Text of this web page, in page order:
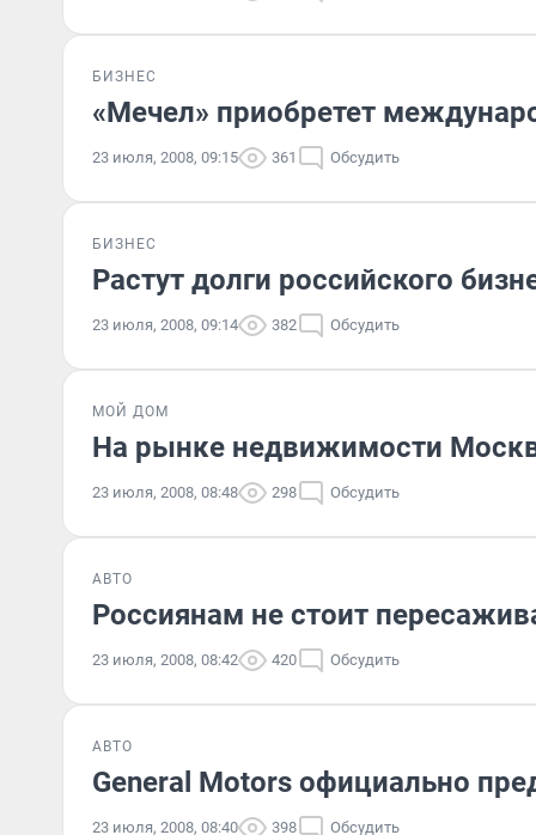
БИЗНЕС
«Мечел» приобретет
23 июля, 2008, 09:15 361 Обсудить
БИЗНЕС
Растут долги российского
23 июля, 2008, 09:14 382 Обсудить
МОЙ ДОМ
На рынке недвижимости
23 июля, 2008, 08:48 298 Обсудить
АВТО
Россиянам не стоит
23 июля, 2008, 08:42 420 Обсудить
АВТО
General Motors официально
23 июля, 2008, 08:40 398 Обсудить